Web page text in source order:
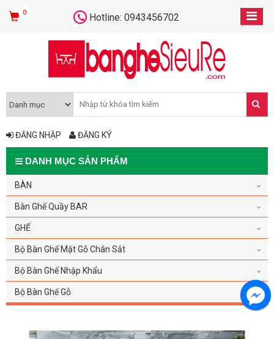
0 Hotline: 0943456702
ĐĂNG NHẬP ĐĂNG KÝ
DANH MỤC SẢN PHẨM
BÀN
Bàn Ghế Quầy BAR
GHẾ
Bộ Bàn Ghế Mặt Gỗ Chân Sắt
Bộ Bàn Ghế Nhập Khẩu
Bộ Bàn Ghế Gỗ